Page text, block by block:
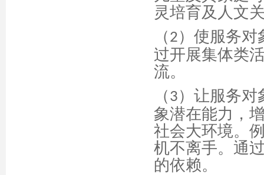
灵培育及人文
（2）使服务
过开展集体类
流。
（3）让服务
象潜在能力，
社会大环境。
机不离手。通
的依赖。